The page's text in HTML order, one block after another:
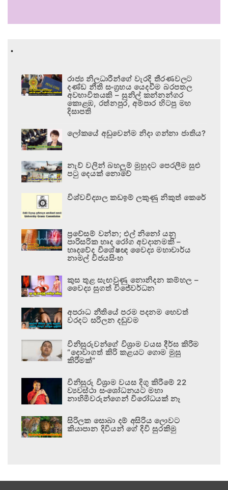
.
රාජ්‍ය නිලධාරීන්ගේ වැරදි තීරණවලට
දණ්ඩ නීති සංග්‍රහය යෙදවීම බරපතල
අවභාවිතයකි – සුනිල් කන්නන්ගර
කොළඹ, රත්නපුර, අම්පාර හිටපු මහ
දිසාපති
ලෝකයේ අඩුවෙන්ම නිදා ගන්නා ජාතිය?
නැව් වලින් බහලුම් මුහුදට පෙරලීම සුළු
පටු දෙයක් නොවේ
විශ්වවිද්‍යාල කඩඉම් ලකුණු නිකුත් කෙරේ
ප්‍රවේසම් වන්න; එල් නිනෝ යනු
පාරිසරික හෘද රෝග අවදානමකි –
හෘදවේද විශේෂඥ වෛද්‍ය මහාචාර්ය
නාමල් විජයසිංහ
කුස තුළ සැඟවුණු නොනිදන කම්හල –
වෛද්‍ය සුගත් විජේවර්ධන
අපරාධ නීතියේ පරම පදනම හෙවත්
වරදට සරිලන දඬුවම
විනිසුරුවන්ගේ විශ්‍රාම වයස දීර්ඝ කිරීම
“දොවාගත් කිරි කළයට ගොම මුසු
කිරීමක්”
විනිසුරු විශ්‍රාම වයස දිගු කිරීමේ 22
ව්‍යවස්ථා සංශෝධනයට මහා
නාහිමිවරුන්ගෙන් විරෝධයක් නෑ
සිරිලක සොබා දම් අසිරිය ලොවට
කියාපාන දිවියන් ගේ දිවි සුරකිමු